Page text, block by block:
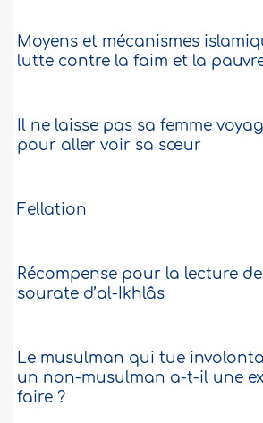
Moyens et mécanismes
lutte contre la faim et la
Il ne laisse pas sa femme
pour aller voir sa sœur
Fellation
Récompense pour la lecture
sourate d’al-Ikhlâs
Le musulman qui tue
un non-musulman a-t-il une
faire ?